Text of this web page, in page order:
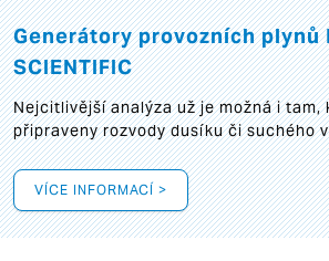
Generátory provozních plynů
SCIENTIFIC
Nejcitlivější analýza už je možná i tam,
připraveny rozvody dusíku či suchého
VÍCE INFORMACÍ >